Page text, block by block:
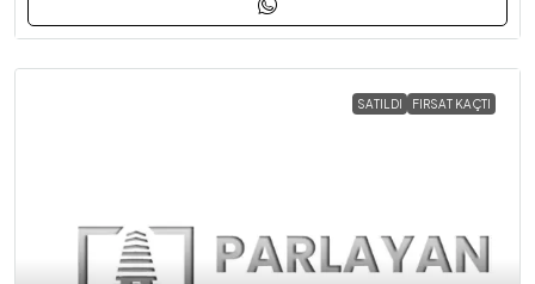
SATILDI FIRSAT KAÇTI